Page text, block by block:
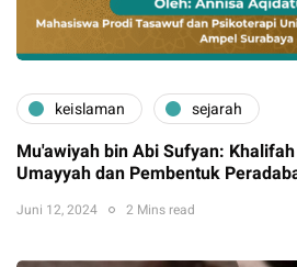
keislaman sejarah
Mu'awiyah bin Abi Sufyan:
Umayyah dan Pembentuk
Juni 12, 2024 2 Mins read